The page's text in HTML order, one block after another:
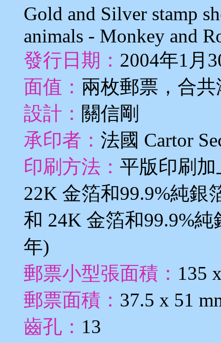
Gold and Silver stamp
animals - Monkey and
發行日期： 2004年1月
面值： 兩枚郵票，合共
設計： 關信剛
承印者： 法國 Cartor
印刷方法： 平版印刷加
22K 金箔和99.9%純銀
和 24K 金箔和99.9%
年)
郵票小型張面積： 135
郵票面積： 37.5 x 51
齒孔： 13